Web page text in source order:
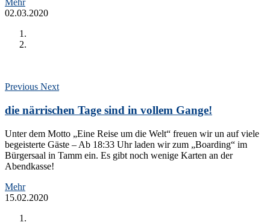
Mehr
02.03.2020
Previous Next
die närrischen Tage sind in vollem Gange!
Unter dem Motto „Eine Reise um die Welt“ freuen wir un auf viele
begeisterte Gäste – Ab 18:33 Uhr laden wir zum „Boarding“ im
Bürgersaal in Tamm ein. Es gibt noch wenige Karten an der
Abendkasse!
Mehr
15.02.2020